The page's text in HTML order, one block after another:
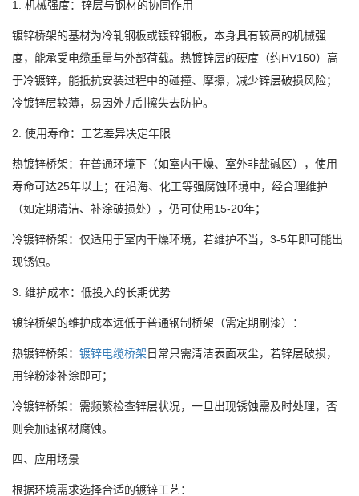
1. 机械强度：锌层与钢材的协同作用
镀锌桥架的基材为冷轧钢板或镀锌钢板，本身具有较高的机械强
度，能承受电缆重量与外部荷载。热镀锌层的硬度（约HV150）高
于冷镀锌，能抵抗安装过程中的碰撞、摩擦，减少锌层破损风险；
冷镀锌层较薄，易因外力刮擦失去防护。
2. 使用寿命：工艺差异决定年限
热镀锌桥架：在普通环境下（如室内干燥、室外非盐碱区），使用
寿命可达25年以上；在沿海、化工等强腐蚀环境中，经合理维护
（如定期清洁、补涂破损处），仍可使用15-20年；
冷镀锌桥架：仅适用于室内干燥环境，若维护不当，3-5年即可能出
现锈蚀。
3. 维护成本：低投入的长期优势
镀锌桥架的维护成本远低于普通钢制桥架（需定期刷漆）：
热镀锌桥架： 镀锌电缆桥架日常只需清洁表面灰尘，若锌层破损，
用锌粉漆补涂即可；
冷镀锌桥架：需频繁检查锌层状况，一旦出现锈蚀需及时处理，否
则会加速钢材腐蚀。
四、应用场景
根据环境需求选择合适的镀锌工艺：